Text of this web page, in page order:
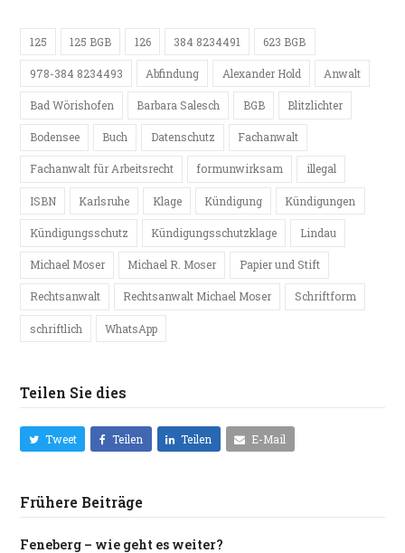
125 125 BGB 126 384 8234491 623 BGB
978-384 8234493 Abfindung Alexander Hold Anwalt
Bad Wörishofen Barbara Salesch BGB Blitzlichter
Bodensee Buch Datenschutz Fachanwalt
Fachanwalt für Arbeitsrecht formunwirksam illegal
ISBN Karlsruhe Klage Kündigung Kündigungen
Kündigungsschutz Kündigungsschutzklage Lindau
Michael Moser Michael R. Moser Papier und Stift
Rechtsanwalt Rechtsanwalt Michael Moser Schriftform
schriftlich WhatsApp
Teilen Sie dies
Tweet Teilen Teilen E-Mail
Frühere Beiträge
Feneberg – wie geht es weiter?